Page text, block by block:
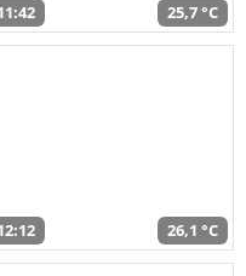
25,7 °C
26,1 °C